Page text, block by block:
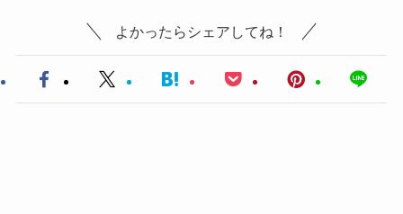
よかったらシェアしてね！